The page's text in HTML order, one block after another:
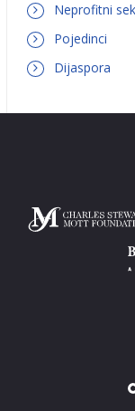
Neprofitni
Pojedinci
Dijaspora